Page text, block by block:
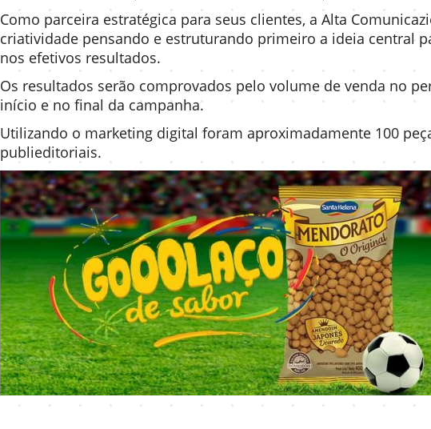
Como parceira estratégica para seus clientes, a Alta
criatividade pensando e estruturando primeiro a ideia central
nos efetivos resultados.
Os resultados serão comprovados pelo volume de venda no
início e no final da campanha.
Utilizando o marketing digital foram aproximadamente 100
publieditoriais.